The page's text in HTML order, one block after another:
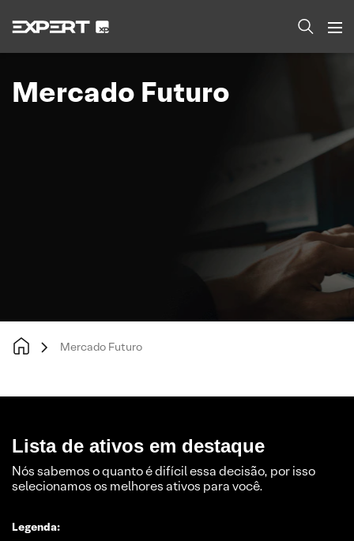
Mercado Futuro
Mercado Futuro
Lista de ativos em destaque
Nós sabemos o quanto é difícil essa decisão, por isso
selecionamos os melhores ativos para você.
Legenda: